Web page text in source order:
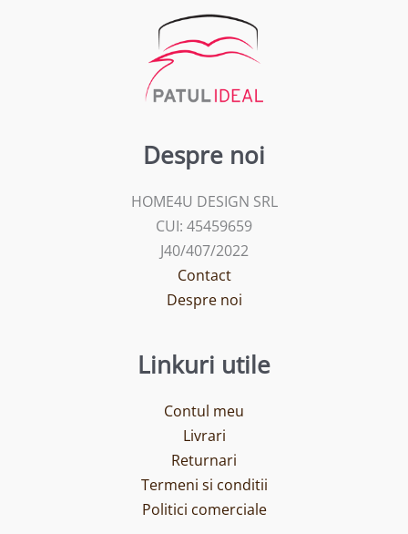
Despre noi
HOME4U DESIGN SRL
CUI: 45459659
J40/407/2022
Contact
Despre noi
Linkuri utile
Contul meu
Livrari
Returnari
Termeni si conditii
Politici comerciale